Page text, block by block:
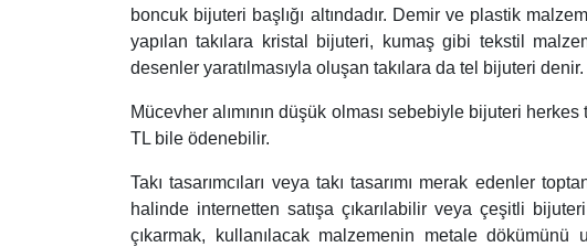
boncuk bijuteri başlığı altındadır. Demir ve plastik
yapılan takılara kristal bijuteri, kumaş gibi tekstil
desenler yaratılmasıyla oluşan takılara da tel bijuteri denir.
Mücevher alımının düşük olması sebebiyle bijuteri
TL bile ödenebilir.
Takı tasarımcıları veya takı tasarımı merak edenler
halinde internetten satışa çıkarılabilir veya çeşitli
çıkarmak, kullanılacak malzemenin metale